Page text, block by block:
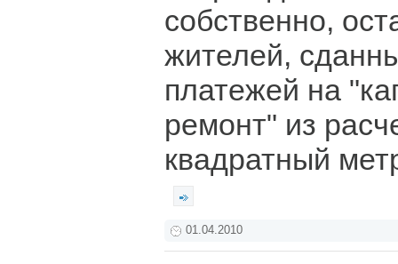
собственно,
жителей,
платежей на
ремонт" из
квадратный
01.04.2010